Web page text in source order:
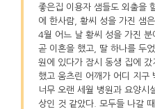
좋은집 이용자 샘들도 외출을
에 한사람, 황씨 성을 가진 샘
4월 어느 날 황씨 성을 가진 분
곧 이혼을 했고, 딸 하나를 두
원에 있다가 잠시 동생 집에
했고 움츠린 어깨가 어디 지구
너무 오랜 세월 병원과 요양시
상인 것 같았다. 모두들 나갈